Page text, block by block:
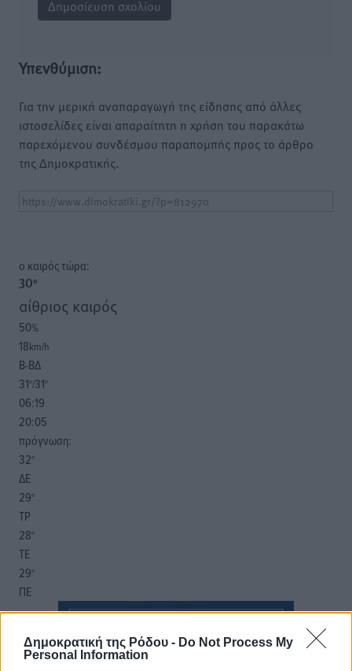
Δημοκρατική της Ρόδου - Do Not Process My
Personal Information
Υπενθύμιση:
Για την μερική αναπαραγωγή της είδησης από άλλες
ιστοσελίδες είναι απαραίτητη η χρήση του παρακάτω
παρεχόμενου συνδέσμου παραπομπής προς το άρθρο
της Δημοκρατικής.
o καιρός τώρα:
30°
αίθριος καιρός
50%
18km/h
Β-ΒΔ
31°/31°
06:19
20:05
πρόγνωση:
32°
ΔΕ
29°
ΤΡ
28°
ΤΕ
29°
ΠΕ